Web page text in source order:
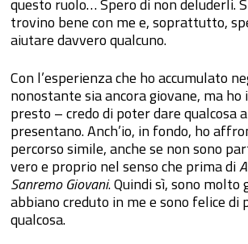
questo ruolo… Spero di non deluderli.
trovino bene con me e, soprattutto,
aiutare davvero qualcuno.
Con l’esperienza che ho accumulato
nonostante sia ancora giovane, ma
presto – credo di poter dare qualcosa
presentano. Anch’io, in fondo, ho
percorso simile, anche se non sono
vero e proprio nel senso che prima di
Sanremo Giovani. Quindi sì, sono molto
abbiano creduto in me e sono felice
qualcosa.